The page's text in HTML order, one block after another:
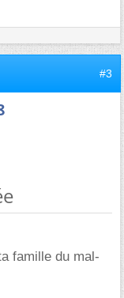
#3
famille du mal-